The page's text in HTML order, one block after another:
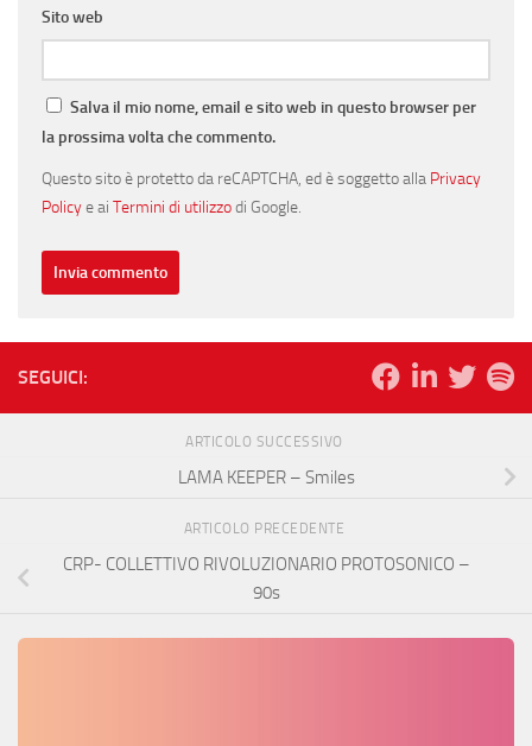
Sito web
Salva il mio nome, email e sito web in questo browser per
la prossima volta che commento.
Questo sito è protetto da reCAPTCHA, ed è soggetto alla Privacy
Policye ai Termini di utilizzodi Google.
SEGUICI:
ARTICOLO SUCCESSIVO
LAMA KEEPER – Smiles
ARTICOLO PRECEDENTE
CRP- COLLETTIVO RIVOLUZIONARIO PROTOSONICO –
90s